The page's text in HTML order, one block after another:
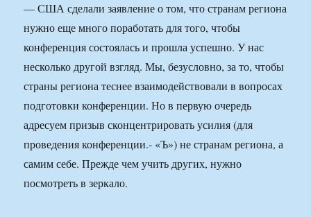
— США сделали заявление о том, что странам региона
нужно еще много поработать для того, чтобы
конференция состоялась и прошла успешно. У нас
несколько другой взгляд. Мы, безусловно, за то, чтобы
страны региона теснее взаимодействовали в вопросах
подготовки конференции. Но в первую очередь
адресуем призыв сконцентрировать усилия (для
проведения конференции.- «Ъ») не странам региона, а
самим себе. Прежде чем учить других, нужно
посмотреть в зеркало.